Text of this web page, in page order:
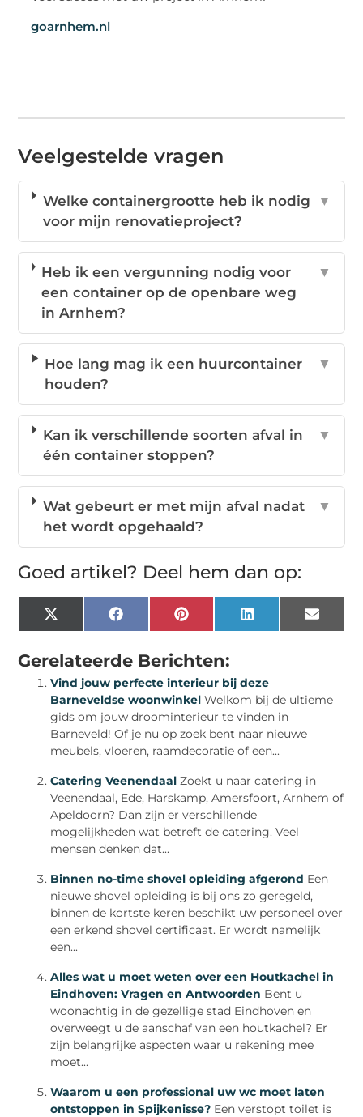
goarnhem.nl
Veelgestelde vragen
Welke containergrootte heb ik nodig
voor mijn renovatieproject?
▼
Heb ik een vergunning nodig voor
een container op de openbare weg
in Arnhem?
▼
Hoe lang mag ik een huurcontainer
houden?
▼
Kan ik verschillende soorten afval in
één container stoppen?
▼
Wat gebeurt er met mijn afval nadat
het wordt opgehaald?
▼
Goed artikel? Deel hem dan op:
X
(Twitter)
FacebookPinterestLinkedInEmail
Gerelateerde Berichten:
Vind jouw perfecte interieur bij deze
Barneveldse woonwinkel Welkom bij de ultieme
gids om jouw droominterieur te vinden in
Barneveld! Of je nu op zoek bent naar nieuwe
meubels, vloeren, raamdecoratie of een...
Catering Veenendaal Zoekt u naar catering in
Veenendaal, Ede, Harskamp, Amersfoort, Arnhem of
Apeldoorn? Dan zijn er verschillende
mogelijkheden wat betreft de catering. Veel
mensen denken dat...
Binnen no-time shovel opleiding afgerond Een
nieuwe shovel opleiding is bij ons zo geregeld,
binnen de kortste keren beschikt uw personeel over
een erkend shovel certificaat. Er wordt namelijk
een...
Alles wat u moet weten over een Houtkachel in
Eindhoven: Vragen en Antwoorden Bent u
woonachtig in de gezellige stad Eindhoven en
overweegt u de aanschaf van een houtkachel? Er
zijn belangrijke aspecten waar u rekening mee
moet...
Waarom u een professional uw wc moet laten
ontstoppen in Spijkenisse? Een verstopt toilet is